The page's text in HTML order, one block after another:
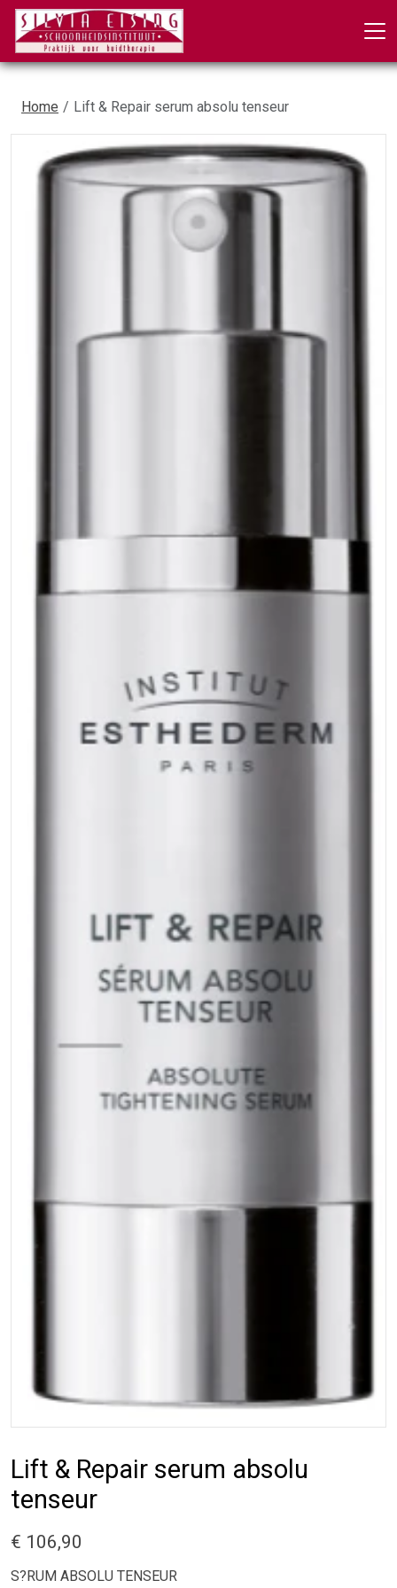
Home Lift & Repair serum absolu tenseur
Lift & Repair serum absolu
tenseur
€ 106,90
S?RUM ABSOLU TENSEUR